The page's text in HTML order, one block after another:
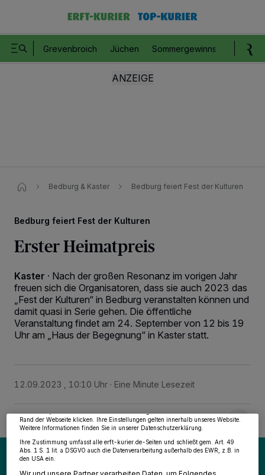
Grevenbroich Jüchen Sommergewinnspiel
Bedburg & Kaster Bedburg feiert Fest der Kulturen
Bedburg feiert Fest der Kulturen
Erster Heimatpreis
Kaster · Nach der großen Resonanz im vorigen Jahr
freuen sich die Organisatoren, dass sie auch 2023 das
„Fest der Kulturen“ in Bedburg veranstalten können und
damit quasi in Serie gehen. Die öffentliche
Veranstaltung findet am 24. September von 12 bis 19
Uhr am „Haus der Begegnung“ in Kaster statt.
12.09.2023 , 10:10 Uhr Eine Minute Lesezeit
Zwecke. Wenn Tracker deaktiviert sind, sind manche Inhalte und Anzeigen
Rand der Webseite klicken. Ihre Einstellungen gelten innerhalb unseres Website.
Weitere Informationen finden Sie in unserer Datenschutzerklärung.
Ihre Zustimmung umfasst alle erft-kurier.de-Seiten und schließt gem. Art. 49
Abs. 1 S. 1 lit. a DSGVO auch die Datenverarbeitung außerhalb des EWR, z.B. in
den USA ein.